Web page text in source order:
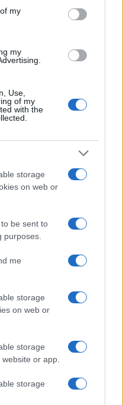
my
my
Use,
of my
with the
storage
on web or
be sent to
purposes.
me
storage
on web or
storage
or app.
storage
az
adatvédelmi
bulizhatnak a Káptalan
élvezhetjük
a legnagyobb termelő.